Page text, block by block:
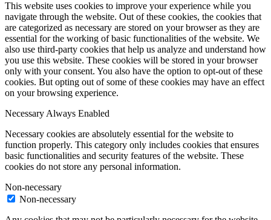
This website uses cookies to improve your experience while you
navigate through the website. Out of these cookies, the cookies that
are categorized as necessary are stored on your browser as they are
essential for the working of basic functionalities of the website. We
also use third-party cookies that help us analyze and understand how
you use this website. These cookies will be stored in your browser
only with your consent. You also have the option to opt-out of these
cookies. But opting out of some of these cookies may have an effect
on your browsing experience.
Necessary Always Enabled
Necessary cookies are absolutely essential for the website to
function properly. This category only includes cookies that ensures
basic functionalities and security features of the website. These
cookies do not store any personal information.
Non-necessary
Non-necessary